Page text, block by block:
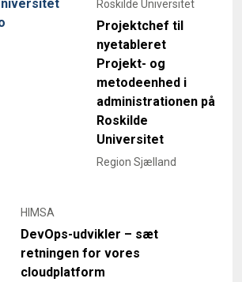
Roskilde Universitet
Projektchef til
nyetableret
Projekt- og
metodeenhed i
administrationen på
Roskilde
Universitet
Region Sjælland
HIMSA
DevOps-udvikler – sæt
retningen for vores
cloudplatform